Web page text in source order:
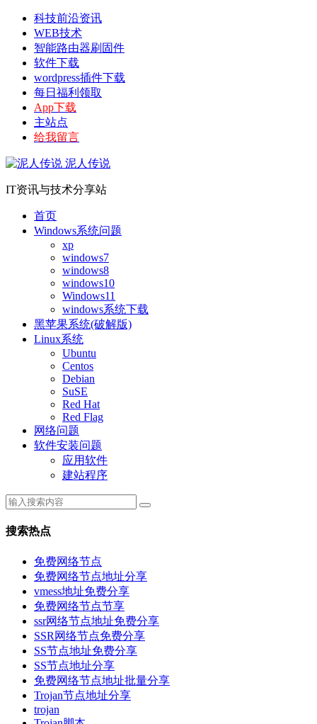
科技前沿资讯
WEB技术
智能路由器刷固件
软件下载
wordpress插件下载
每日福利领取
App下载
主站点
给我留言
泥人传说
IT资讯与技术分享站
首页
Windows系统问题
xp
windows7
windows8
windows10
Windows11
windows系统下载
黑苹果系统(破解版)
Linux系统
Ubuntu
Centos
Debian
SuSE
Red Hat
Red Flag
网络问题
软件安装问题
应用软件
建站程序
搜索热点
免费网络节点
免费网络节点地址分享
vmess地址免费分享
免费网络节点节享
ssr网络节点地址免费分享
SSR网络节点免费分享
SS节点地址免费分享
SS节点地址分享
免费网络节点地址批量分享
Trojan节点地址分享
trojan